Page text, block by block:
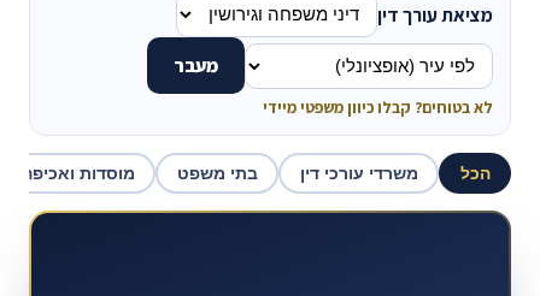
מציאת עורך דין
מעבר
לא בטוחים? קבלו כיוון משפטי מיידי
הכל משרדי עורכי דין בתי משפט מוסדות ואכיפה